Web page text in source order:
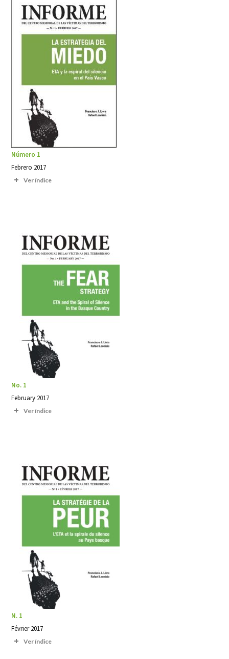
Número 1
Febrero 2017
Ver índice
No. 1
February 2017
Ver índice
N. 1
Février 2017
Ver índice